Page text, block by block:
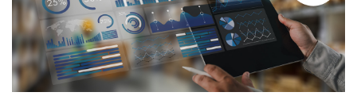
การดำเนินธุรกิจด้านความยั่งยืนของ GC ได้ครอบคลุมครบ
ทั้ง 3 ด้าน (ESG) ประกอบไปด้วย
E – Environment (ด้านสิ่งแวดล้อม)